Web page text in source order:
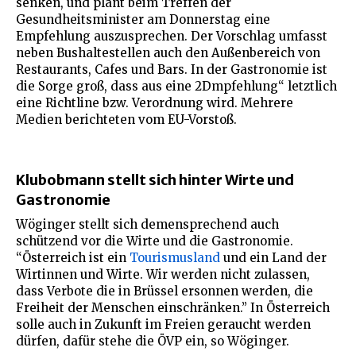
senken, und plant beim Treffen der
Gesundheitsminister am Donnerstag eine
Empfehlung auszusprechen. Der Vorschlag umfasst
neben Bushaltestellen auch den Außenbereich von
Restaurants, Cafes und Bars. In der Gastronomie ist
die Sorge groß, dass aus eine 2Dmpfehlung“ letztlich
eine Richtline bzw. Verordnung wird. Mehrere
Medien berichteten vom EU-Vorstoß.
Klubobmann stellt sich hinter Wirte und
Gastronomie
Wöginger stellt sich demensprechend auch
schützend vor die Wirte und die Gastronomie.
“Österreich ist ein Tourismusland und ein Land der
Wirtinnen und Wirte. Wir werden nicht zulassen,
dass Verbote die in Brüssel ersonnen werden, die
Freiheit der Menschen einschränken.” In Österreich
solle auch in Zukunft im Freien geraucht werden
dürfen, dafür stehe die ÖVP ein, so Wöginger.